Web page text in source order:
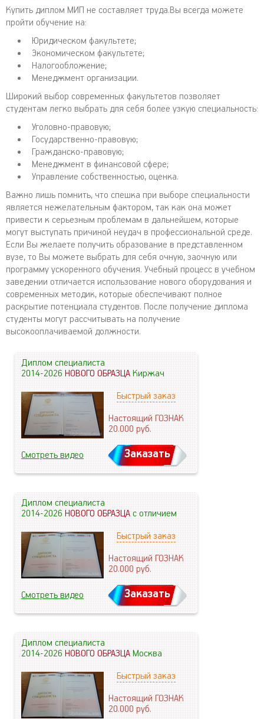
Купить диплом МИП не составляет труда.Вы всегда можете
пройти обучение на:
Юридическом факультете;
Экономическом факультете;
Налогообложение;
Менеджмент организации.
Широкий выбор современных факультетов позволяет
студентам легко выбрать для себя более узкую специальность:
Уголовно-правовую;
Государственно-правовую;
Гражданско-правовую;
Менеджмент в финансовой сфере;
Управление собственностью, оценка.
Важно лишь помнить, что спешка при выборе специальности
является нежелательным фактором, так как она может
привести к серьезным проблемам в дальнейшем, которые
могут выступать причиной неудач в профессиональной среде.
Если Вы желаете получить образование в представленном
вузе, то Вы можете выбрать для себя очную, заочную или
программу ускоренного обучения. Учебный процесс в учебном
заведении отличается использование нового оборудования и
современных методик, которые обеспечивают полное
раскрытие потенциала студентов. После получение диплома
студенты могут рассчитывать на получение
высокооплачиваемой должности.
Диплом специалиста
2014-2026НОВОГО ОБРАЗЦАКиржач
Быстрый заказ
Настоящий ГОЗНАК
20.000руб.
Смотреть видео Заказать
Диплом специалиста
2014-2026НОВОГО ОБРАЗЦАс отличием
Быстрый заказ
Настоящий ГОЗНАК
20.000руб.
Смотреть видео Заказать
Диплом специалиста
2014-2026НОВОГО ОБРАЗЦАМосква
Быстрый заказ
Настоящий ГОЗНАК
20.000руб.